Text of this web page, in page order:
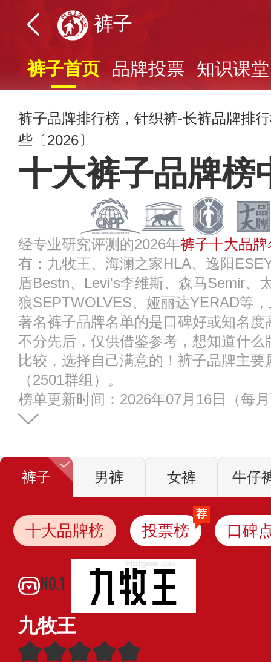
裤子
裤子首页 品牌投票 知识课堂
裤子品牌排行榜，针织裤-长裤品牌排
些〔2026〕
十大裤子品牌榜
经专业研究评测的2026年裤子十大品牌
有：九牧王、海澜之家HLA、逸阳
盾Bestn、Levi's李维斯、森马Semir、
狼SEPTWOLVES、娅丽达YERAD等
著名裤子品牌名单的是口碑好或知名
不分先后，仅供借鉴参考，想知道什
比较，选择自己满意的！裤子品牌主
（2501群组）。
榜单更新时间：2026年07月16日（每
裤子 男裤 女裤 牛仔
十大品牌榜 投票榜
荐
口碑
NO.1
九牧王